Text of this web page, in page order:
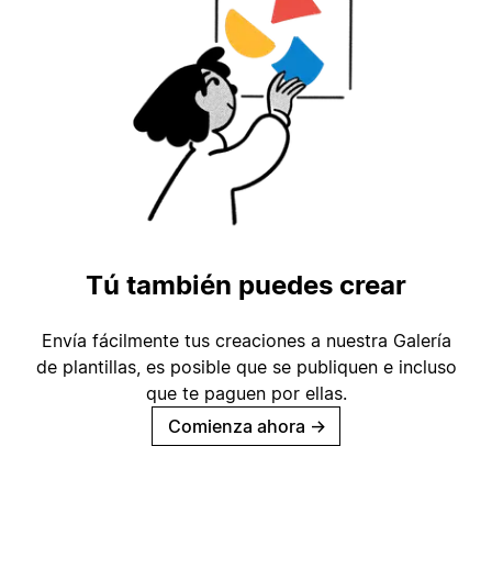
Tú también puedes crear
Envía fácilmente tus creaciones a nuestra Galería
de plantillas, es posible que se publiquen e incluso
que te paguen por ellas.
Comienza ahora →